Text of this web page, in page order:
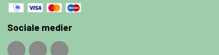
Sociale medier